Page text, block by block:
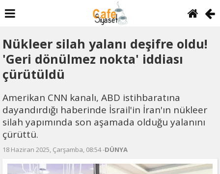
Nükleer silah yalanı deşifre oldu!
'Geri dönülmez nokta' iddiası
çürütüldü
Amerikan CNN kanalı, ABD istihbaratına
dayandırdığı haberinde İsrail'in İran'ın nükleer
silah yapımında son aşamada olduğu yalanını
çürüttü.
18 Haziran 2025, Çarşamba, 08:54 -DÜNYA